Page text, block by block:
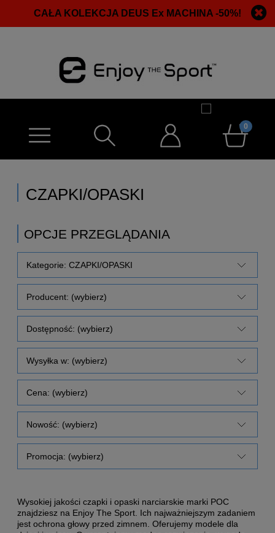
CAŁA KOLEKCJA DEUS Ex MACHINA -50%!
CZAPKI/OPASKI
OPCJE PRZEGLĄDANIA
Kategorie: CZAPKI/OPASKI
Producent: (wybierz)
Dostępność: (wybierz)
Wysyłka w: (wybierz)
Cena: (wybierz)
Nowość: (wybierz)
Promocja: (wybierz)
Wysokiej jakości czapki i opaski narciarskie marki POC
znajdziesz na Enjoy The Sport. Ich najważniejszym zadaniem
jest ochrona głowy przed zimnem. Oferujemy modele dla